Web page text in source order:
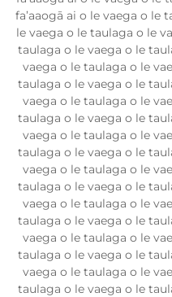
fa’aaogā ai o le vaega o le
le vaega o le taulaga o le
taulaga o le vaega o le
vaega o le taulaga o le
taulaga o le vaega o le
vaega o le taulaga o le
taulaga o le vaega o le
vaega o le taulaga o le
taulaga o le vaega o le
vaega o le taulaga o le
taulaga o le vaega o le
vaega o le taulaga o le
taulaga o le vaega o le
vaega o le taulaga o le
taulaga o le vaega o le
vaega o le taulaga o le
taulaga o le vaega o le